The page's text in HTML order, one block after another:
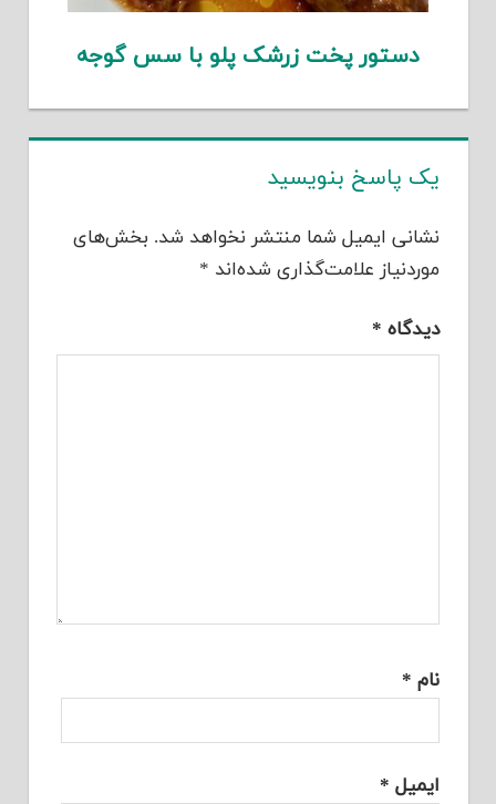
دستور پخت زرشک پلو با سس گوجه
یک پاسخ بنویسید
نشانی ایمیل شما منتشر نخواهد شد. بخش‌های
موردنیاز علامت‌گذاری شده‌اند *
دیدگاه *
نام *
ایمیل *